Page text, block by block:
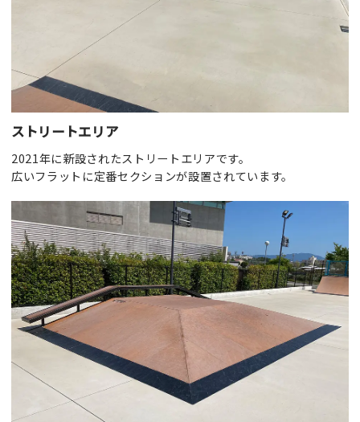
ストリートエリア
2021年に新設されたストリートエリアです。
広いフラットに定番セクションが設置されています。